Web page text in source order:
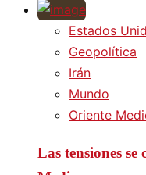
Estados
Geopolítica
Irán
Mundo
Oriente
Las tensiones